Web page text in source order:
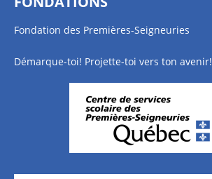
Fondation des Premières-Seigneuries
Démarque-toi! Projette-toi vers ton avenir!